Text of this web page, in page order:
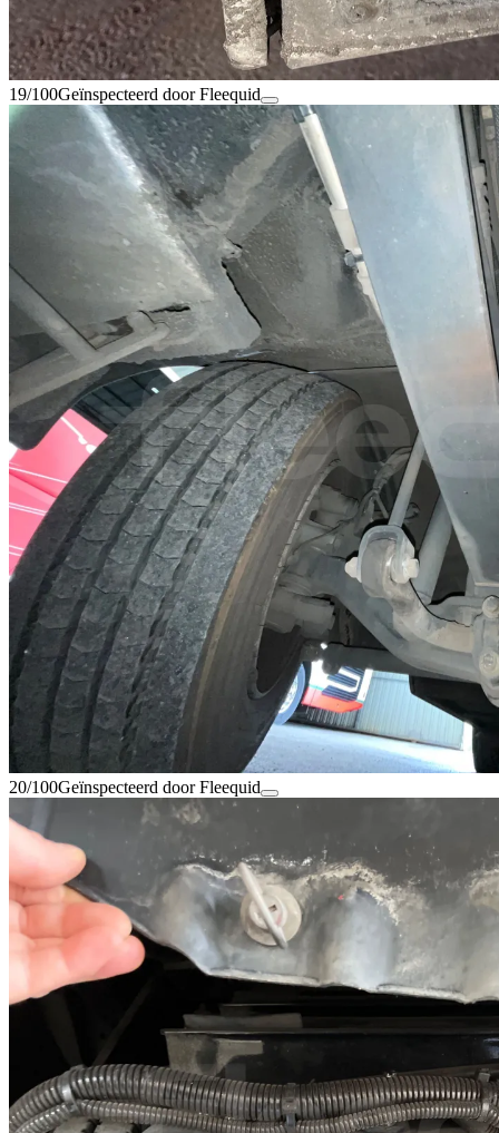
19/100Geïnspecteerd door Fleequid
20/100Geïnspecteerd door Fleequid